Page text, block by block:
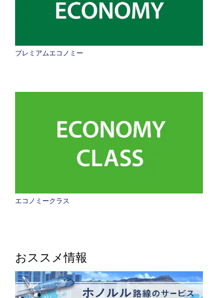
プレミアムエコノミー
エコノミークラス
おススメ情報